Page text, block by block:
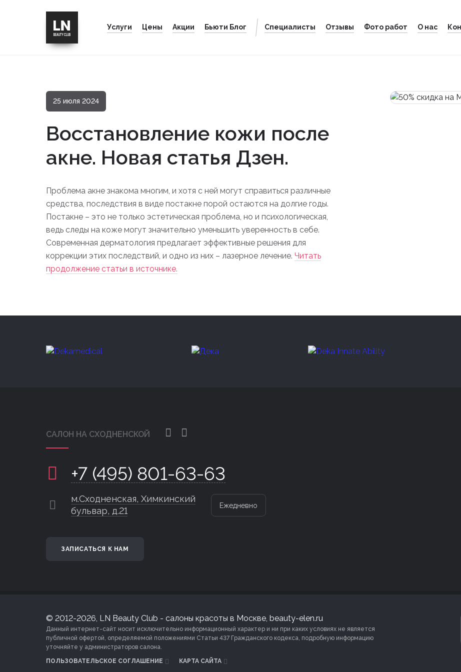
Услуги Цены Акции Бьюти Блог Специалисты Отзывы Фото работ О нас
25 июля 2024
Восстановление кожи после
акне. Новая статья Дзен.
Проблема акне знакома многим, и хотя с ней могут справиться различные
средства, последствия в виде постакне порой остаются на долгие годы.
Постакне – это не только эстетическая проблема, но и психологическая,
ведь следы на коже могут значительно уменьшить уверенность в себе.
Современная дерматология предлагает эффективные решения для
коррекции этих последствий, и одно из них – лазерное лечение. Читать
продолжение статьи в источнике.
САЛОН НА СХОДНЕНСКОЙ
+7 (495) 801-63-63
м.Сходненская, Химкинский
бульвар, д.21
Ежедневно
ЗАПИСАТЬСЯ К НАМ
© 2012-2026, LN Beauty Club - салоны красоты в Москве, beauty-elen.ru
Данный интернет-сайт носит исключительно информационный характер и ни при каких условиях не является
публичной офертой, определяемой положениями Статьи 437 Гражданского кодекса, подробную информацию
уточняйте у администраторов салона.
ПОЛЬЗОВАТЕЛЬСКОЕ СОГЛАШЕНИЕ
КАРТА САЙТА